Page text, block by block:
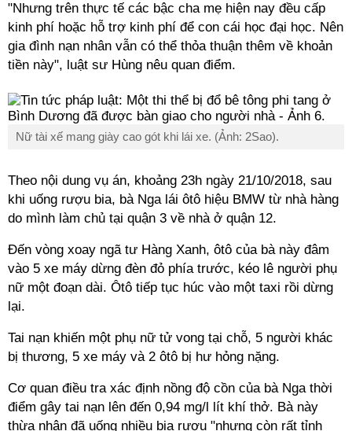
"Nhưng trên thực tế các bậc cha mẹ hiện nay đều cấp
kinh phí hoặc hỗ trợ kinh phí để con cái học đại học. Nên
gia đình nạn nhân vẫn có thể thỏa thuận thêm về khoản
tiền này", luật sư Hùng nêu quan điểm.
Nữ tài xế mang giày cao gót khi lái xe. (Ảnh: 2Sao).
Theo nội dung vụ án, khoảng 23h ngày 21/10/2018, sau
khi uống rượu bia, bà Nga lái ôtô hiệu BMW từ nhà hàng
do mình làm chủ tại quận 3 về nhà ở quận 12.
Đến vòng xoay ngã tư Hàng Xanh, ôtô của bà này đâm
vào 5 xe máy dừng đèn đỏ phía trước, kéo lê người phụ
nữ một đoạn dài. Ôtô tiếp tục húc vào một taxi rồi dừng
lại.
Tai nạn khiến một phụ nữ tử vong tại chỗ, 5 người khác
bị thương, 5 xe máy và 2 ôtô bị hư hỏng nặng.
Cơ quan điều tra xác định nồng độ cồn của bà Nga thời
điểm gây tai nạn lên đến 0,94 mg/l lít khí thở. Bà này
thừa nhận đã uống nhiều bia rượu "nhưng còn rất tỉnh